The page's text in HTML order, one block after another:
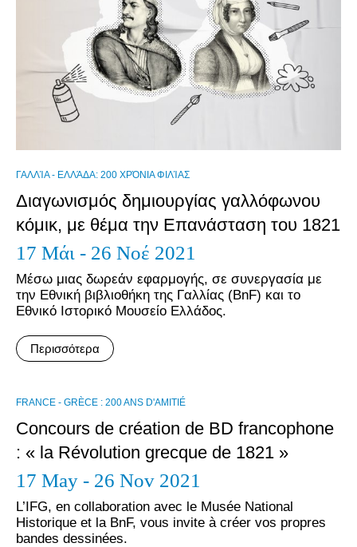
ΓΑΛΛΊΑ - ΕΛΛΆΔΑ: 200 ΧΡΌΝΙΑ ΦΙΛΊΑΣ
Διαγωνισμός δημιουργίας γαλλόφωνου
κόμικ, με θέμα την Επανάσταση του 1821
17 Μάι - 26 Νοέ 2021
Μέσω μιας δωρεάν εφαρμογής, σε συνεργασία με
την Εθνική βιβλιοθήκη της Γαλλίας (BnF) και το
Εθνικό Ιστορικό Μουσείο Ελλάδος.
Περισσότερα
FRANCE - GRÈCE : 200 ANS D'AMITIÉ
Concours de création de BD francophone
: « la Révolution grecque de 1821 »
17 May - 26 Nov 2021
L’IFG, en collaboration avec le Musée National
Historique et la BnF, vous invite à créer vos propres
bandes dessinées.